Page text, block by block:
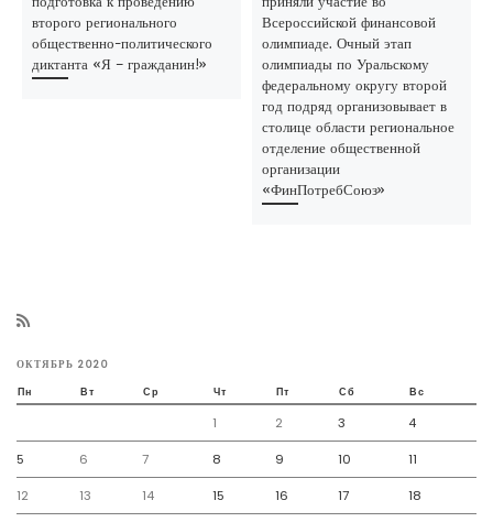
второго регионального
общественно-политического
диктанта «Я – гражданин!»
Всероссийской финансовой
олимпиаде. Очный этап
олимпиады по Уральскому
федеральному округу второй
год подряд организовывает в
столице области региональное
отделение общественной
организации
«ФинПотребСоюз»
ОКТЯБРЬ 2020
Пн Вт Ср Чт Пт Сб Вс
1 2 3 4
5 6 7 8 9 10 11
12 13 14 15 16 17 18